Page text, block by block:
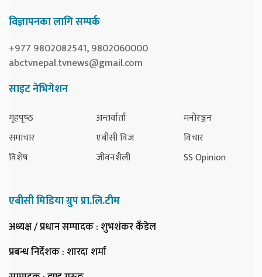
विज्ञापनका लागि सम्पर्क
+977 9802082541, 9802060000
abctvnepal.tvnews@gmail.com
साइट नेभिगेशन
गृहपृष्‍ठ
समाचार
विशेष
अन्तर्वार्ता
एबीसी विज
जीवनशैली
मनोरञ्जन
विचार
SS Opinion
एबीसी मिडिया ग्रुप प्रा.लि.टीम
अध्यक्ष / प्रधान सम्पादक: शुभशंकर कँडेल
प्रबन्ध निर्देशक: शारदा शर्मा